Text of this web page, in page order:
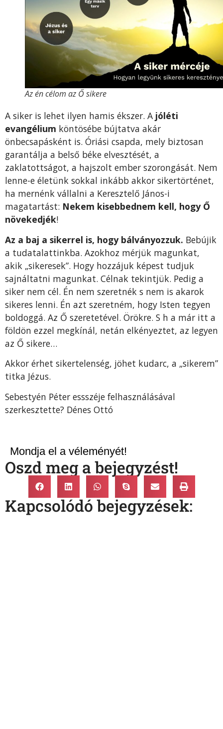
Az én célom az Ő sikere
A siker is lehet ilyen hamis ékszer. A jóléti
evangélium köntösébe bújtatva akár
önbecsapásként is. Óriási csapda, mely biztosan
garantálja a belső béke elvesztését, a
zaklatottságot, a hajszolt ember szorongását. Nem
lenne-e életünk sokkal inkább akkor sikertörténet,
ha mernénk vállalni a Keresztelő János-i
magatartást: Nekem kisebbednem kell, hogy Ő
növekedjék!
Az a baj a sikerrel is, hogy bálványozzuk. Bebújik
a tudatalattinkba. Azokhoz mérjük magunkat,
akik „sikeresek”. Hogy hozzájuk képest tudjuk
sajnáltatni magunkat. Célnak tekintjük. Pedig a
siker nem cél. Én nem szeretnék s nem is akarok
sikeres lenni. Én azt szeretném, hogy Isten tegyen
boldoggá. Az Ő szeretetével. Örökre. S h a már itt a
földön ezzel megkínál, netán elkényeztet, az legyen
az Ő sikere…
Akkor érhet sikertelenség, jöhet kudarc, a „sikerem”
titka Jézus.
Sebestyén Péter essszéje felhasználásával
szerkesztette? Dénes Ottó
Mondja el a véleményét!
Oszd meg a bejegyzést!
Kapcsolódó bejegyzések: